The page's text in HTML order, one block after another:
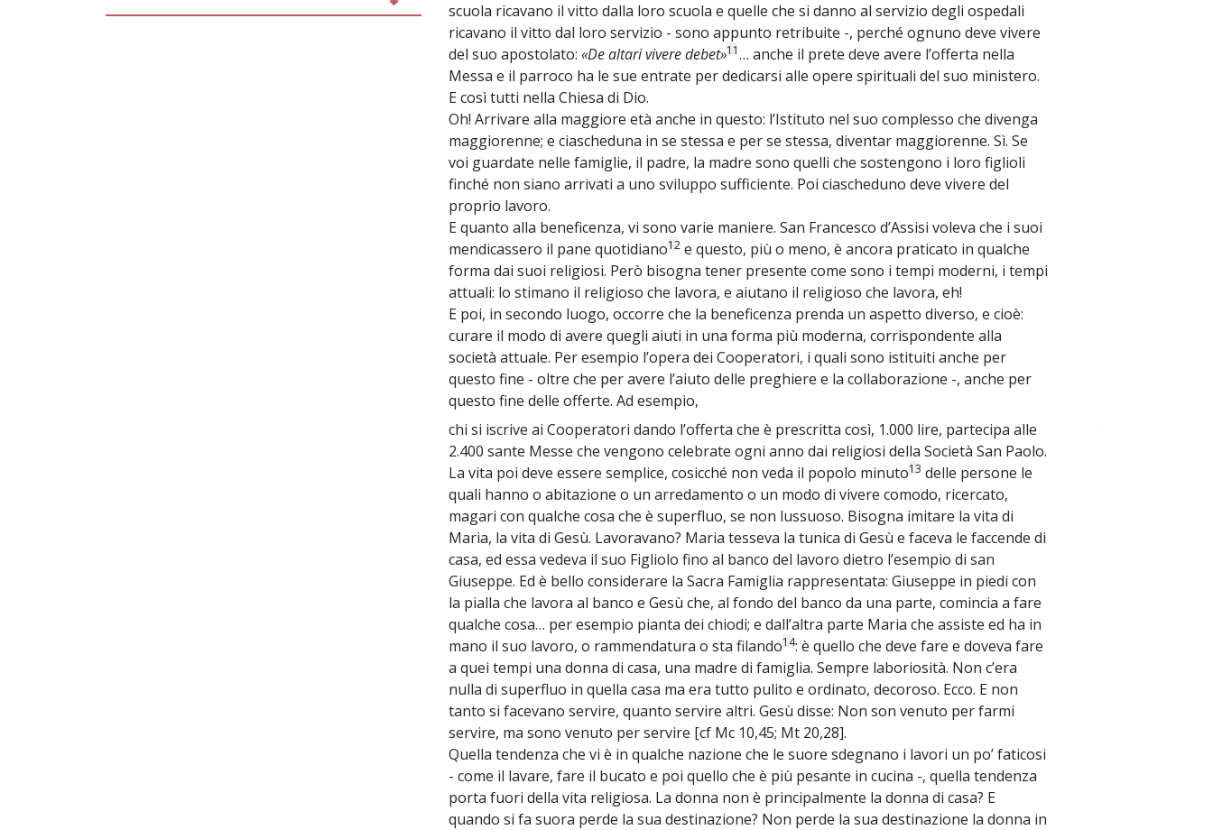
scuola ricavano il vitto dalla loro scuola e quelle che si danno al servizio degli ospedali
ricavano il vitto dal loro servizio - sono appunto retribuite -, perché ognuno deve vivere
del suo apostolato: «De altari vivere debet»11… anche il prete deve avere l’offerta nella
Messa e il parroco ha le sue entrate per dedicarsi alle opere spirituali del suo ministero.
E così tutti nella Chiesa di Dio.
Oh! Arrivare alla maggiore età anche in questo: l’Istituto nel suo complesso che divenga
maggiorenne; e ciascheduna in se stessa e per se stessa, diventar maggiorenne. Sì. Se
voi guardate nelle famiglie, il padre, la madre sono quelli che sostengono i loro figlioli
finché non siano arrivati a uno sviluppo sufficiente. Poi ciascheduno deve vivere del
proprio lavoro.
E quanto alla beneficenza, vi sono varie maniere. San Francesco d’Assisi voleva che i suoi
mendicassero il pane quotidiano12e questo, più o meno, è ancora praticato in qualche
forma dai suoi religiosi. Però bisogna tener presente come sono i tempi moderni, i tempi
attuali: lo stimano il religioso che lavora, e aiutano il religioso che lavora, eh!
E poi, in secondo luogo, occorre che la beneficenza prenda un aspetto diverso, e cioè:
curare il modo di avere quegli aiuti in una forma più moderna, corrispondente alla
società attuale. Per esempio l’opera dei Cooperatori, i quali sono istituiti anche per
questo fine - oltre che per avere l’aiuto delle preghiere e la collaborazione -, anche per
questo fine delle offerte. Ad esempio,
chi si iscrive ai Cooperatori dando l’offerta che è prescritta così, 1.000 lire, partecipa alle
2.400 sante Messe che vengono celebrate ogni anno dai religiosi della Società San Paolo.
La vita poi deve essere semplice, cosicché non veda il popolo minuto13 delle persone le
quali hanno o abitazione o un arredamento o un modo di vivere comodo, ricercato,
magari con qualche cosa che è superfluo, se non lussuoso. Bisogna imitare la vita di
Maria, la vita di Gesù. Lavoravano? Maria tesseva la tunica di Gesù e faceva le faccende di
casa, ed essa vedeva il suo Figliolo fino al banco del lavoro dietro l’esempio di san
Giuseppe. Ed è bello considerare la Sacra Famiglia rappresentata: Giuseppe in piedi con
la pialla che lavora al banco e Gesù che, al fondo del banco da una parte, comincia a fare
qualche cosa… per esempio pianta dei chiodi; e dall’altra parte Maria che assiste ed ha in
mano il suo lavoro, o rammendatura o sta filando14: è quello che deve fare e doveva fare
a quei tempi una donna di casa, una madre di famiglia. Sempre laboriosità. Non c’era
nulla di superfluo in quella casa ma era tutto pulito e ordinato, decoroso. Ecco. E non
tanto si facevano servire, quanto servire altri. Gesù disse: Non son venuto per farmi
servire, ma sono venuto per servire [cf Mc 10,45; Mt 20,28].
Quella tendenza che vi è in qualche nazione che le suore sdegnano i lavori un po’ faticosi
- come il lavare, fare il bucato e poi quello che è più pesante in cucina -, quella tendenza
porta fuori della vita religiosa. La donna non è principalmente la donna di casa? E
quando si fa suora perde la sua destinazione? Non perde la sua destinazione la donna in